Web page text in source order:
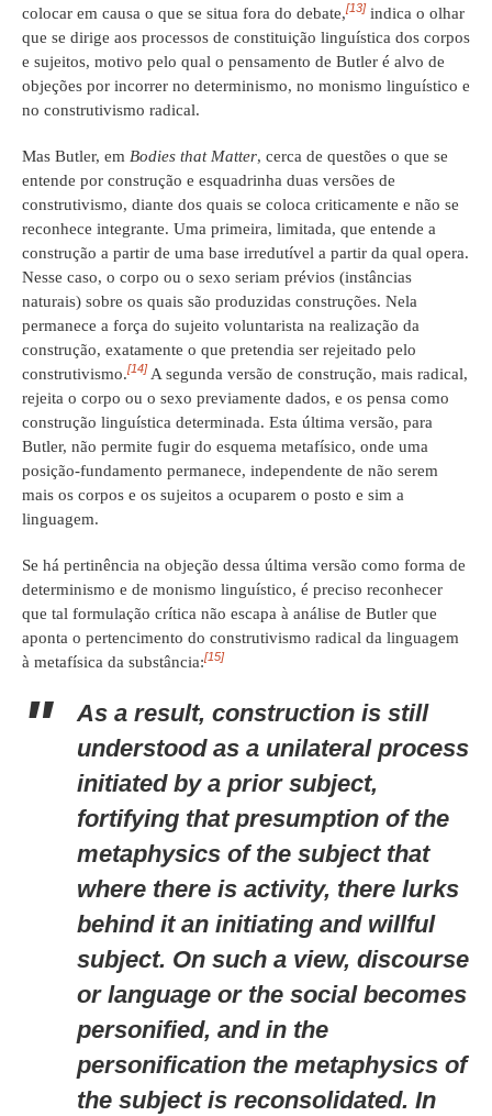
colocar em causa o que se situa fora do debate,[13] indica o olhar
que se dirige aos processos de constituição linguística dos corpos
e sujeitos, motivo pelo qual o pensamento de Butler é alvo de
objeções por incorrer no determinismo, no monismo linguístico e
no construtivismo radical.
Mas Butler, em Bodies that Matter, cerca de questões o que se
entende por construção e esquadrinha duas versões de
construtivismo, diante dos quais se coloca criticamente e não se
reconhece integrante. Uma primeira, limitada, que entende a
construção a partir de uma base irredutível a partir da qual opera.
Nesse caso, o corpo ou o sexo seriam prévios (instâncias
naturais) sobre os quais são produzidas construções. Nela
permanece a força do sujeito voluntarista na realização da
construção, exatamente o que pretendia ser rejeitado pelo
construtivismo.[14] A segunda versão de construção, mais radical,
rejeita o corpo ou o sexo previamente dados, e os pensa como
construção linguística determinada. Esta última versão, para
Butler, não permite fugir do esquema metafísico, onde uma
posição-fundamento permanece, independente de não serem
mais os corpos e os sujeitos a ocuparem o posto e sim a
linguagem.
Se há pertinência na objeção dessa última versão como forma de
determinismo e de monismo linguístico, é preciso reconhecer
que tal formulação crítica não escapa à análise de Butler que
aponta o pertencimento do construtivismo radical da linguagem
à metafísica da substância:[15]
As a result, construction is still
understood as a unilateral process
initiated by a prior subject,
fortifying that presumption of the
metaphysics of the subject that
where there is activity, there lurks
behind it an initiating and willful
subject. On such a view, discourse
or language or the social becomes
personified, and in the
personification the metaphysics of
the subject is reconsolidated. In